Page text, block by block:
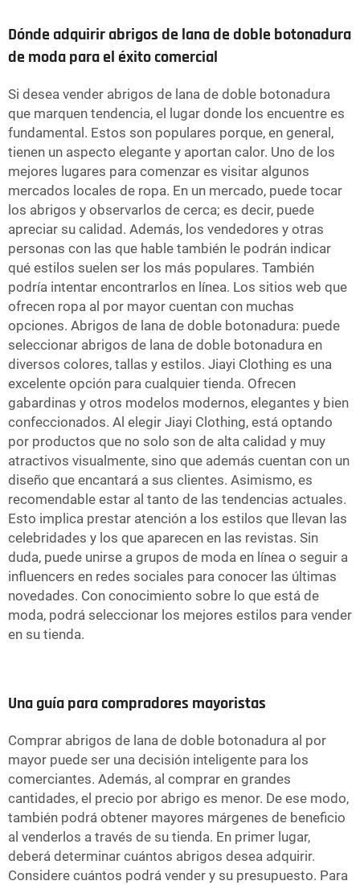
Dónde adquirir abrigos de lana de doble botonadura
de moda para el éxito comercial
Si desea vender abrigos de lana de doble botonadura
que marquen tendencia, el lugar donde los encuentre es
fundamental. Estos son populares porque, en general,
tienen un aspecto elegante y aportan calor. Uno de los
mejores lugares para comenzar es visitar algunos
mercados locales de ropa. En un mercado, puede tocar
los abrigos y observarlos de cerca; es decir, puede
apreciar su calidad. Además, los vendedores y otras
personas con las que hable también le podrán indicar
qué estilos suelen ser los más populares. También
podría intentar encontrarlos en línea. Los sitios web que
ofrecen ropa al por mayor cuentan con muchas
opciones. Abrigos de lana de doble botonadura: puede
seleccionar abrigos de lana de doble botonadura en
diversos colores, tallas y estilos. Jiayi Clothing es una
excelente opción para cualquier tienda. Ofrecen
gabardinas y otros modelos modernos, elegantes y bien
confeccionados. Al elegir Jiayi Clothing, está optando
por productos que no solo son de alta calidad y muy
atractivos visualmente, sino que además cuentan con un
diseño que encantará a sus clientes. Asimismo, es
recomendable estar al tanto de las tendencias actuales.
Esto implica prestar atención a los estilos que llevan las
celebridades y los que aparecen en las revistas. Sin
duda, puede unirse a grupos de moda en línea o seguir a
influencers en redes sociales para conocer las últimas
novedades. Con conocimiento sobre lo que está de
moda, podrá seleccionar los mejores estilos para vender
en su tienda.
Una guía para compradores mayoristas
Comprar abrigos de lana de doble botonadura al por
mayor puede ser una decisión inteligente para los
comerciantes. Además, al comprar en grandes
cantidades, el precio por abrigo es menor. De ese modo,
también podrá obtener mayores márgenes de beneficio
al venderlos a través de su tienda. En primer lugar,
deberá determinar cuántos abrigos desea adquirir.
Considere cuántos podrá vender y su presupuesto. Para